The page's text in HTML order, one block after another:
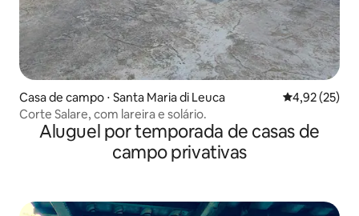
Casa de campo ⋅ Santa Maria di Leuca 4,92 de uma
4,92 (25)
Corte Salare, com lareira e solário.
Aluguel por temporada de casas de
campo privativas